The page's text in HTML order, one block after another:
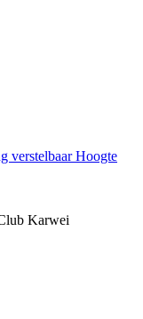
verstelbaar Hoogte
Karwei